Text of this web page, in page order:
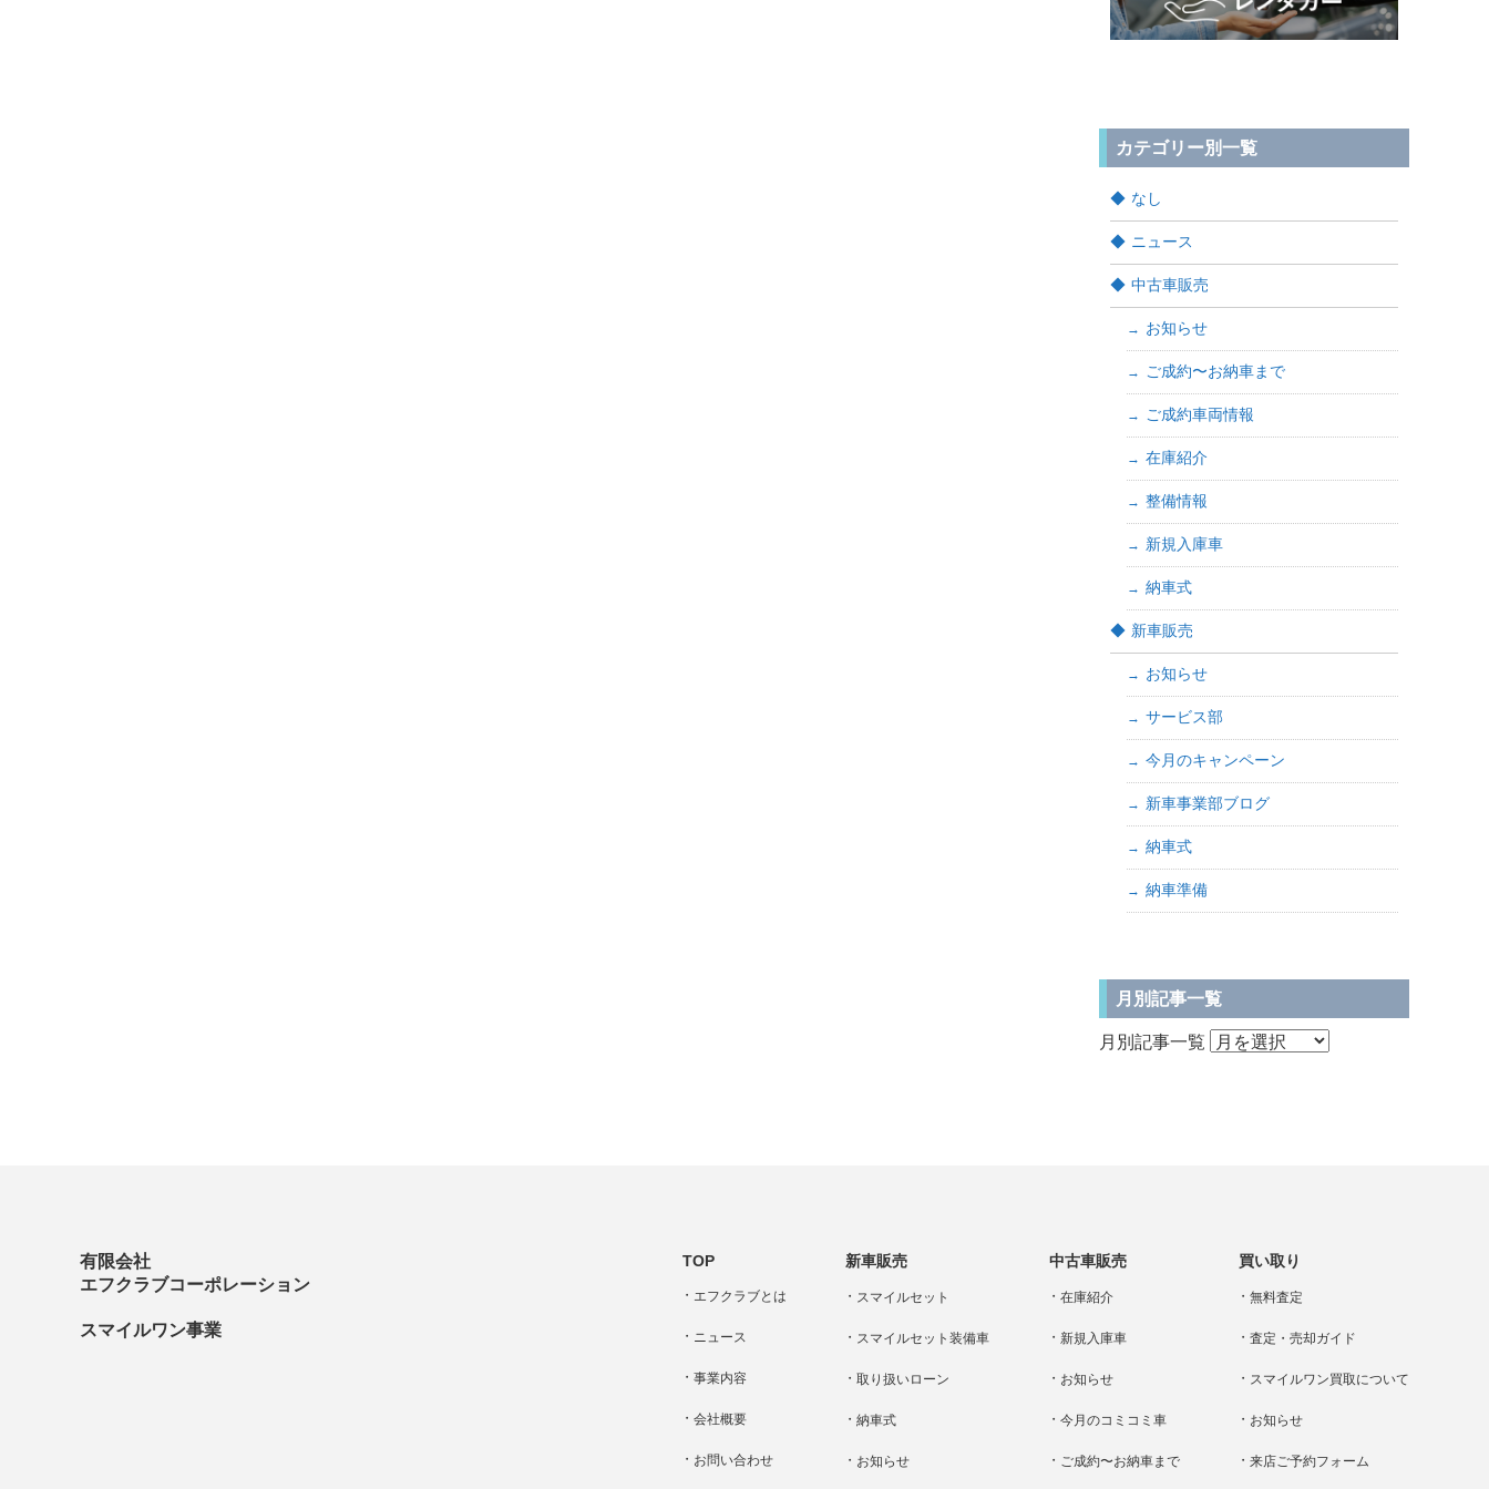
カテゴリー別一覧
なし
ニュース
中古車販売
お知らせ
ご成約〜お納車まで
ご成約車両情報
在庫紹介
整備情報
新規入庫車
納車式
新車販売
お知らせ
サービス部
今月のキャンペーン
新車事業部ブログ
納車式
納車準備
月別記事一覧
月別記事一覧
有限会社
エフクラブコーポレーション
スマイルワン事業
TOP
エフクラブとは
ニュース
事業内容
会社概要
お問い合わせ
新車販売
スマイルセット
スマイルセット装備車
取り扱いローン
納車式
お知らせ
中古車販売
在庫紹介
新規入庫車
お知らせ
今月のコミコミ車
ご成約〜お納車まで
買い取り
無料査定
査定・売却ガイド
スマイルワン買取について
お知らせ
来店ご予約フォーム